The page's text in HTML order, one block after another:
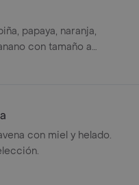
papaya, naranja,
con tamaño a
con miel y helado.